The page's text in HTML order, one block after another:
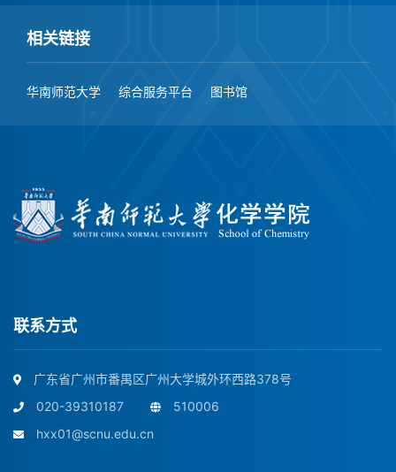
相关链接
华南师范大学 综合服务平台 图书馆
联系方式
广东省广州市番禺区广州大学城外环西路378号
020-39310187
510006
hxx01@scnu.edu.cn